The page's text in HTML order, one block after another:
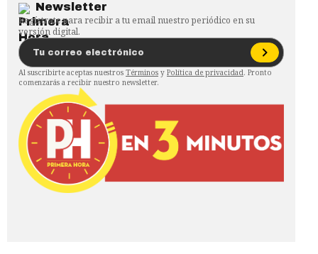
Newsletter
Regístrate para recibir a tu email nuestro periódico en su
versión digital.
Al suscribirte aceptas nuestros Términos y Política de privacidad. Pronto
comenzarás a recibir nuestro newsletter.